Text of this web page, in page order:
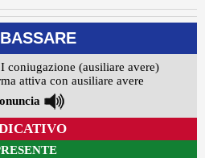
coniugazione (ausiliare avere)
attiva con ausiliare avere